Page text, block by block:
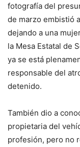
fotografía del
de marzo embistió
dejando a una
la Mesa Estatal de
ya se está
responsable del
detenido.
También dio a
propietaria del
profesión, pero no